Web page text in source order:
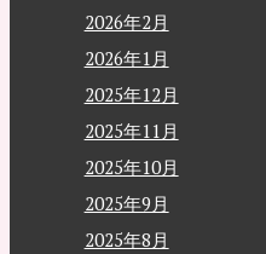
2026年2月
2026年1月
2025年12月
2025年11月
2025年10月
2025年9月
2025年8月